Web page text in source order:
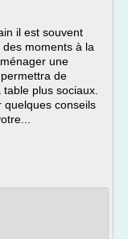
il est souvent
moments à la
une
de
plus sociaux.
quelques conseils